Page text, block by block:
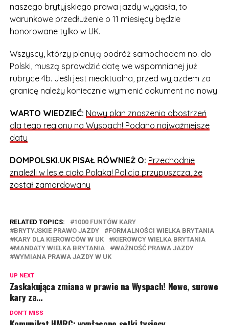
naszego brytyjskiego prawa jazdy wygasła, to
warunkowe przedłużenie o 11 miesięcy będzie
honorowane tylko w UK.
Wszyscy, którzy planują podróż samochodem np. do
Polski, muszą sprawdzić datę we wspomnianej już
rubryce 4b. Jeśli jest nieaktualna, przed wyjazdem za
granicę należy koniecznie wymienić dokument na nowy.
WARTO WIEDZIEĆ: Nowy plan znoszenia obostrzeń
dla tego regionu na Wyspach! Podano najważniejsze
daty
DOMPOLSKI.UK PISAŁ RÓWNIEŻ O: Przechodnie
znaleźli w lesie ciało Polaka! Policja przypuszcza, że
został zamordowany
RELATED TOPICS:
1000 FUNTÓW KARY
BRYTYJSKIE PRAWO JAZDY
FORMALNOŚCI WIELKA BRYTANIA
KARY DLA KIEROWCÓW W UK
KIEROWCY WIELKA BRYTANIA
MANDATY WIELKA BRYTANIA
WAŻNOŚĆ PRAWA JAZDY
WYMIANA PRAWA JAZDY W UK
UP NEXT
Zaskakująca zmiana w prawie na Wyspach! Nowe, surowe
kary za…
DON'T MISS